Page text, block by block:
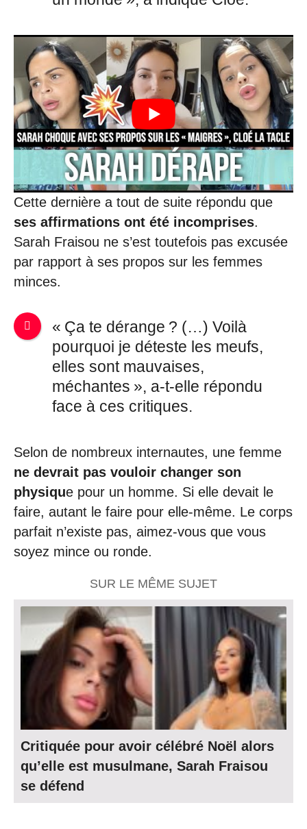
Cette dernière a tout de suite répondu que
ses affirmations ont été incomprises.
Sarah Fraisou ne s’est toutefois pas excusée
par rapport à ses propos sur les femmes
minces.
« Ça te dérange ? (…) Voilà
pourquoi je déteste les meufs,
elles sont mauvaises,
méchantes », a-t-elle répondu
face à ces critiques.
Selon de nombreux internautes, une femme
ne devrait pas vouloir changer son
physique pour un homme. Si elle devait le
faire, autant le faire pour elle-même. Le corps
parfait n’existe pas, aimez-vous que vous
soyez mince ou ronde.
SUR LE MÊME SUJET
Critiquée pour avoir célébré Noël alors
qu’elle est musulmane, Sarah Fraisou
se défend